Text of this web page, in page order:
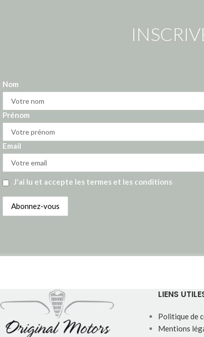
Nom
Prénom
Email
J'ai lu et accepte les termes et les conditions
LIENS
Politique de
Mentions